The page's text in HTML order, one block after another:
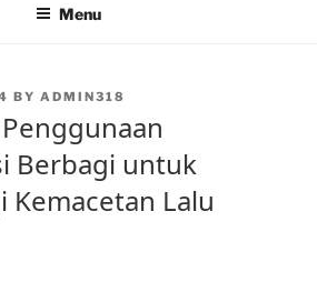
Menu
BY ADMIN318
Berbagi untuk
Lalu